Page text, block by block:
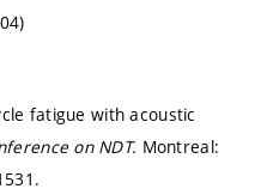
fatigue with acoustic
on NDT. Montreal: